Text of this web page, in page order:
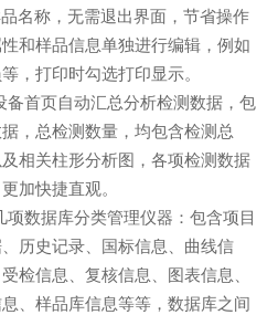
名称，无需退出界面，节省操作
和样品信息单独进行编辑，例如
，打印时勾选打印显示。
首页自动汇总分析检测数据，包
，总检测数量，均包含检测总
相关柱形分析图，各项检测数据
加快捷直观。
数据库分类管理仪器：包含项目
历史记录、国标信息、曲线信
检信息、复核信息、图表信息、
、样品库信息等等，数据库之间